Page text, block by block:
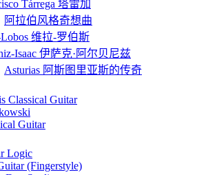
Tárrega 塔雷加
阿拉伯风格奇想曲
维拉-罗伯斯
Isaac 伊萨克·阿尔贝尼兹
Asturias 阿斯图里亚斯的传奇
Classical Guitar
Guitar
Logic
(Fingerstyle)